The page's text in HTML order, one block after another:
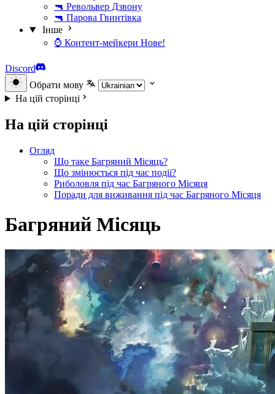
🔫 Револьвер Дзвону
🔫 Парова Гвинтівка
Інше
⌚ Контент-мейкери Нове!
Discord
Обрати мову
На цій сторінці
На цій сторінці
Огляд
Що таке Багряний Місяць?
Що змінюється під час події?
Риболовля під час Багряного Місяця
Поради для виживання під час Багряного Місяця
Багряний Місяць